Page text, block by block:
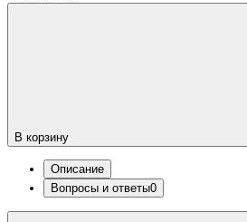
В корзину
Описание
Вопросы и ответы0